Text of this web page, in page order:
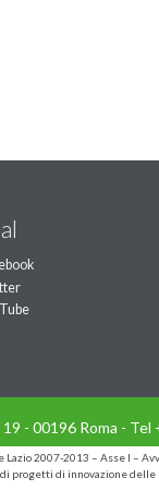
- 00196 Roma -
2007-2013 – Asse I –
progetti di innovazione